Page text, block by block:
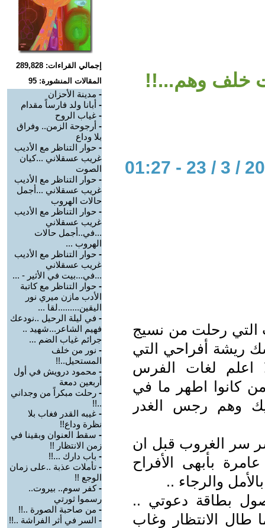
خلف وهم...!!
رحلت من نسيج
أفراحي التي
اعلم لغات الفرس
كانوا اطهر ما في
وهم رجس الغدر
سر الغروب قبل ان
بأبهى الأفراح
والرجاء ..
بطاقة دعوتي ..
طال الانتظار وغاب
إجمالي القراءات: 289,828
المقالات المنشورة: 95
- مدينة الأحزان
- أبانا ولد فارساً مقدام
- غياب الروح
- أرجوحة الزمن.. وفراق
بلا وداع
- حوار التناظر مع الأديب
غريب عسقلاني ...كيان
الصوت
- حوار التناظر مع الأديب
غريب عسقلاني ...أجمل
حالات الهروب
- حوار التناظر مع الأديب
غريب عسقلاني
...في..أجمل حالات
الهروب ...
- حوار التناظر مع الأديب
غريب عسقلاني
...في...بيت في الأثير - ...
- حوار التناظر مع كاتبة
الأدب مازن ميري نور
اليقين.........لقا ...
- في ليلة الرحيل ..نودعك
فهيم الشاعر...شهيد ..
جرائم غياب الضم ...
- نور من خلف
المستحيل..!!
- محمود درويش في أول
أربعين دمعة
- رحلت مبكراً من وجداني
..!!
- غيبه القدر فغاب بلا
نظرة وداع!!
- سقط العنوان وبقينا في
زمن الانتظار !!
- باب دارك ...!!
- تأملات عذبة ..على زمان
الوجع !!
-كفر سوم.. بيروت..
رسموا ثورتي
- من صاحبة الصورة ..!!
- السر في أثر الفراشة ..!!